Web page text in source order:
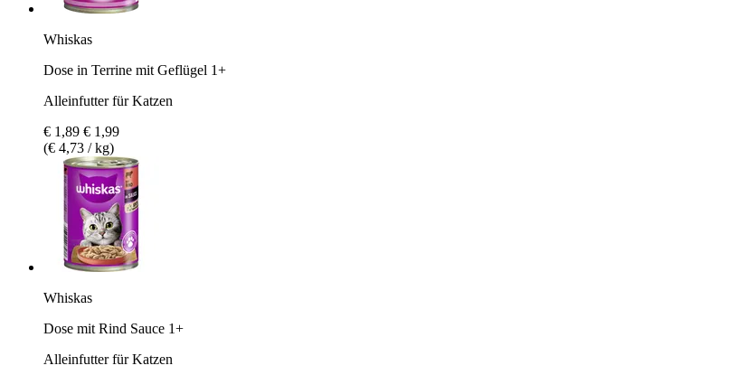
Whiskas
Dose in Terrine mit Geflügel 1+
Alleinfutter für Katzen
€ 1,89 € 1,99
(€ 4,73 / kg)
Whiskas
Dose mit Rind Sauce 1+
Alleinfutter für Katzen